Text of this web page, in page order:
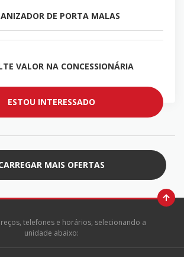
DE PORTA MALAS
VALOR NA CONCESSIONÁRIA
ESTOU INTERESSADO
MAIS OFERTAS
telefones e horários, selecionando a
unidade abaixo: